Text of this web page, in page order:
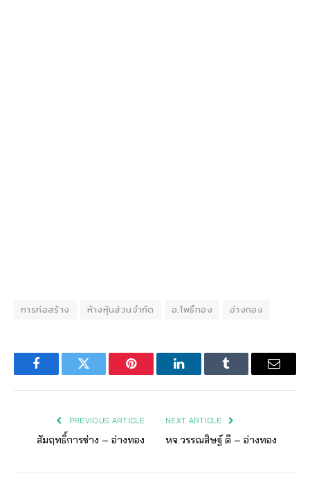
การก่อสร้าง ห้างหุ้นส่วนจำกัด อ.โพธิ์ทอง อ่างทอง
FacebookTwitter Pinterest LinkedInTumblr Email
PREVIOUS ARTICLE
สัมฤทธิ์การช่าง – อ่างทอง
NEXT ARTICLE
หจ.วรรณสิษฐ์ ดี – อ่างทอง